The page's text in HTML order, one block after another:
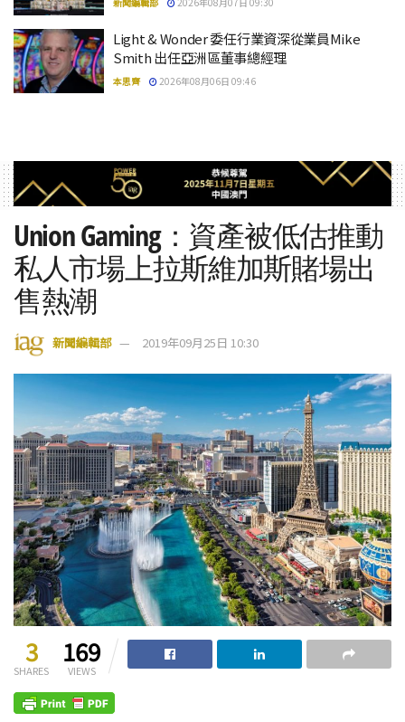
Light & Wonder 委任行業資深從業員Mike
Smith 出任亞洲區董事總經理
本思齊 2026年08月06日 09:46
Union Gaming：資產被低估推動
私人市場上拉斯維加斯賭場出
售熱潮
新聞編輯部 2019年09月25日 10:30
3
SHARES
169
VIEWS